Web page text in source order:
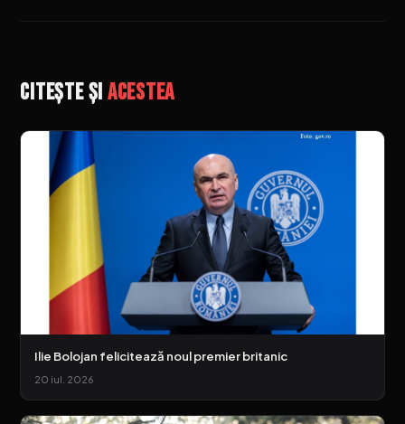
Citește șiacestea
Ilie Bolojan felicitează noul premier britanic
20 iul. 2026